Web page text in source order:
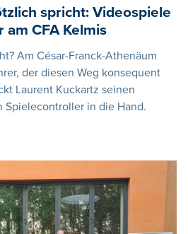
spricht: Videospiele
am CFA Kelmis
Am César-Franck-Athenäum
der diesen Weg konsequent
Laurent Kuckartz seinen
Spielecontroller in die Hand.